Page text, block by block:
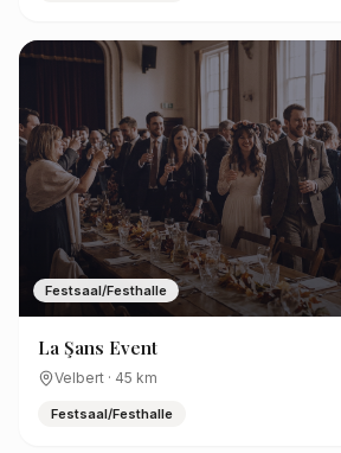
Festsaal/Festhalle
La Şans Event
Velbert · 45 km
Festsaal/Festhalle